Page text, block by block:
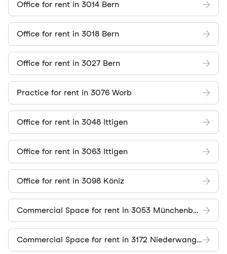
Office for rent in 3014 Bern
Office for rent in 3018 Bern
Office for rent in 3027 Bern
Practice for rent in 3076 Worb
Office for rent in 3048 Ittigen
Office for rent in 3063 Ittigen
Office for rent in 3098 Köniz
Commercial Space for rent in 3053 Münchenbuchsee
Commercial Space for rent in 3172 Niederwangen BE